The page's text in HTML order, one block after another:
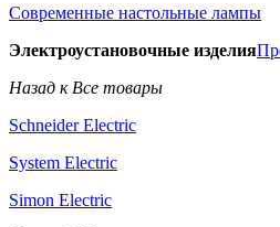
Современные настольные лампы
Электроустановочные изделия
Назад к Все товары
Schneider Electric
System Electric
Simon Electric